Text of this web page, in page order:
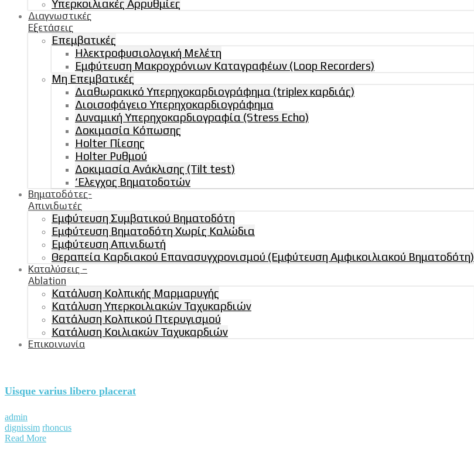
Υπερκοιλιακές Αρρυθμίες
Διαγνωστικές
Εξετάσεις
Επεμβατικές
Ηλεκτροφυσιολογική Μελέτη
Εμφύτευση Μακροχρόνιων Καταγραφέων (Loop Recorders)
Μη Επεμβατικές
Διαθωρακικό Υπερηχοκαρδιογράφημα (triplex καρδιάς)
Διοισοφάγειο Υπερηχοκαρδιογράφημα
Δυναμική Υπερηχοκαρδιογραφία (Stress Echo)
Δοκιμασία Κόπωσης
Holter Πίεσης
Holter Ρυθμού
Δοκιμασία Ανάκλισης (Tilt test)
‘Ελεγχος Βηματοδοτών
Βηματοδότες-
Απινιδωτές
Εμφύτευση Συμβατικού Βηματοδότη
Εμφύτευση Βηματοδότη Χωρίς Καλώδια
Εμφύτευση Απινιδωτή
Θεραπεία Καρδιακού Επανασυγχρονισμού (Εμφύτευση Αμφικοιλιακού Βηματοδότη)
Καταλύσεις –
Ablation
Κατάλυση Κολπικής Μαρμαρυγής
Κατάλυση Υπερκοιλιακών Ταχυκαρδιών
Κατάλυση Κολπικού Πτερυγισμού
Κατάλυση Κοιλιακών Ταχυκαρδιών
Επικοινωνία
Uisque varius libero placerat
admin
dignissim rhoncus
Read More